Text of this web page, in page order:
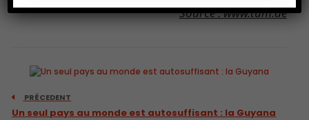
Source : www.tum.de
PRÉCEDENT
Un seul pays au monde est autosuffisant : la Guyana